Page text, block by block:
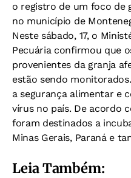
o registro de um foco de
no município de
Neste sábado, 17, o
Pecuária confirmou que
provenientes da granja
estão sendo
a segurança alimentar e
vírus no país. De acordo
foram destinados a
Minas Gerais, Paraná e
Leia Também: